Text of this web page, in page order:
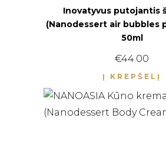
Inovatyvus putojantis
(Nanodessert air bubbles
50ml
€44.00
Į KREPŠELĮ